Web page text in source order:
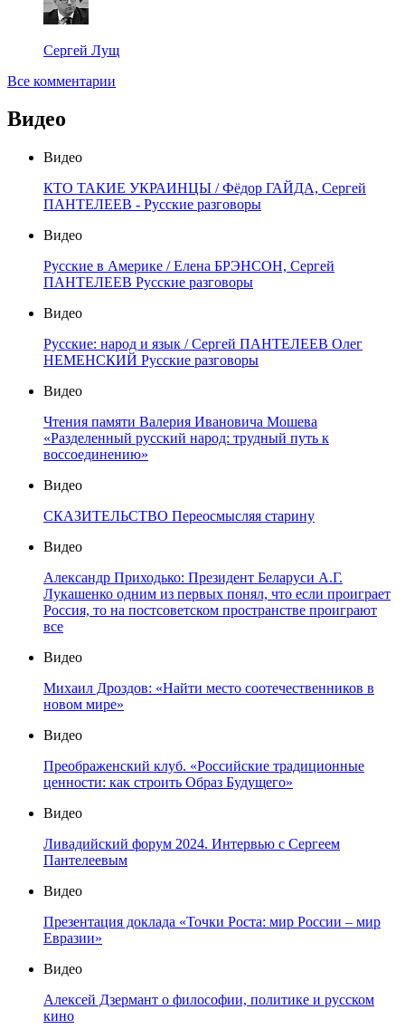
Сергей Лущ
Все комментарии
Видео
Видео
КТО ТАКИЕ УКРАИНЦЫ / Фёдор ГАЙДА, Сергей
ПАНТЕЛЕЕВ - Русские разговоры
Видео
Русские в Америке / Елена БРЭНСОН, Сергей
ПАНТЕЛЕЕВ Русские разговоры
Видео
Русские: народ и язык / Сергей ПАНТЕЛЕЕВ Олег
НЕМЕНСКИЙ Русские разговоры
Видео
Чтения памяти Валерия Ивановича Мошева
«Разделенный русский народ: трудный путь к
воссоединению»
Видео
СКАЗИТЕЛЬСТВО Переосмысляя старину
Видео
Александр Приходько: Президент Беларуси А.Г.
Лукашенко одним из первых понял, что если проиграет
Россия, то на постсоветском пространстве проиграют
все
Видео
Михаил Дроздов: «Найти место соотечественников в
новом мире»
Видео
Преображенский клуб. «Российские традиционные
ценности: как строить Образ Будущего»
Видео
Ливадийский форум 2024. Интервью с Сергеем
Пантелеевым
Видео
Презентация доклада «Точки Роста: мир России – мир
Евразии»
Видео
Алексей Дзермант о философии, политике и русском
кино